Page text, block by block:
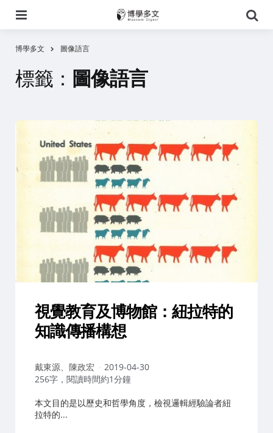
尋
博學多文 圖像語言
標籤： 圖像語言
視覺教育及博物館：紐拉特的
知識傳播構想
作
者：
戴東源、陳政宏
2019-04-30
256字，閱讀時間約1分鐘
本文目的是以歷史和哲學角度，檢視邏輯經驗論者紐
拉特的...